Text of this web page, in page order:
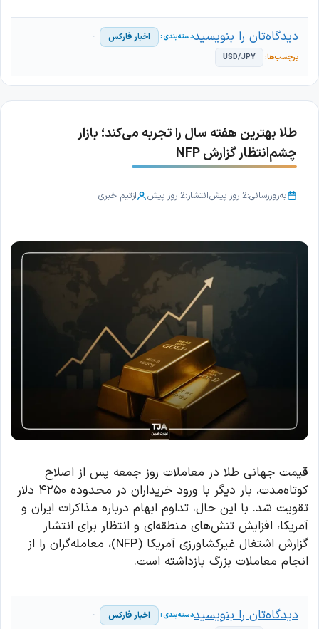
اخبار فارکس
USD/JPY
دیدگاه‌تان را بنویسید
طلا بهترین هفته سال را تجربه می‌کند؛ بازار
چشم‌انتظار گزارش NFP
به‌روزرسانی:2 روز پیش انتشار:2 روز پیش ازتیم خبری
قیمت جهانی طلا در معاملات روز جمعه پس از اصلاح
کوتاه‌مدت، بار دیگر با ورود خریداران در محدوده ۴۲۵۰ دلار
تقویت شد. با این حال، تداوم ابهام درباره مذاکرات ایران و
آمریکا، افزایش تنش‌های منطقه‌ای و انتظار برای انتشار
گزارش اشتغال غیرکشاورزی آمریکا (NFP)، معامله‌گران را از
انجام معاملات بزرگ بازداشته است.
اخبار فارکس دیدگاه‌تان را بنویسید